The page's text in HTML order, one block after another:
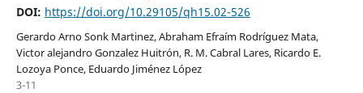
DOI: https://doi.org/10.29105/qh15.02-526
Gerardo Arno Sonk Martinez, Abraham Efraím Rodríguez Mata,
Victor alejandro Gonzalez Huitrón, R. M. Cabral Lares, Ricardo E.
Lozoya Ponce, Eduardo Jiménez López
3-11